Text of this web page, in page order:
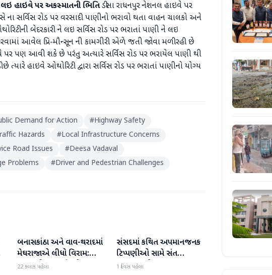
લઇ હાઇવે પર અકસ્માતની ભિતિડીસા રાધનપુર નેશનલ હાઇવે પર
સર્વિસ રોડ પર વરસાદી પાણીનો ભરાવો થતા વાહન ચાલકો અને
બેદરકારી ને લઇ સર્વિસ રોડ પર ભરાતાં પાણી ને લઇ
આવેલ પ્રિ-મૌન્સૂન ની કામગીરી એળે જતી જોવા મળી રહી છે
પર પણ આવી શકે છે પરંતુ અત્યારે સર્વિસ રોડ પર ભરાયેલ પાણી થી
હાઇવે ઓથોરિટી દ્વારા સર્વિસ રોડ પર ભરાતાં પાણીનો યોગ્ય
Demand for Action #Highway Safety
Hazards #Local Infrastructure Concerns
Road Issues #Deesa Vadaval
Problems #Driver and Pedestrian Challenges
બનાસકાંઠા
બનાસકાંઠા અને વાવ-થરાદમાં
મેઘરાજાએ લીધો વિરામ:
ઉઘાડ નીકળતાં ખેડૂતોમાં
22 કલાક પહેલા
બનાસકાંઠા
સંસદમાં કથિત અપમાનજનક
ટિપ્પણીઓ સામે સંત
સમાજમાં રોષ: પાલનપુરમાં
1 દિવસ પહેલા